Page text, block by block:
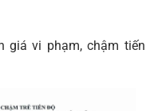
giá vi phạm, chậm tiến